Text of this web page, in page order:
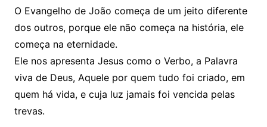
O Evangelho de João começa de um jeito diferente
dos outros, porque ele não começa na história, ele
começa na eternidade.
Ele nos apresenta Jesus como o Verbo, a Palavra
viva de Deus, Aquele por quem tudo foi criado, em
quem há vida, e cuja luz jamais foi vencida pelas
trevas.